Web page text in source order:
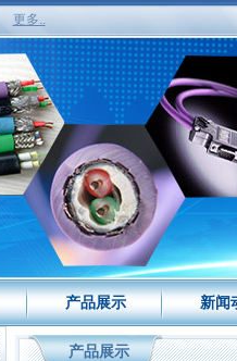
更多..
产品展示 新闻
产品展示